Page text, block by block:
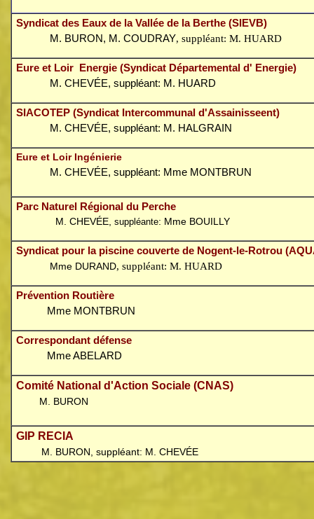
Syndicat des Eaux de la Vallée de la Berthe (SIEVB)
M. BURON, M. COUDRAY, suppléant: M. HUARD
Eure et Loir Energie (Syndicat Départemental d' Energie)
M. CHEVÉE, suppléant: M. HUARD
SIACOTEP (Syndicat Intercommunal d'Assainisseent)
M. CHEVÉE, suppléant: M. HALGRAIN
Eure et Loir Ingénierie
M. CHEVÉE, suppléant: Mme MONTBRUN
Parc Naturel Régional du Perche
M. CHEVÉE, suppléante: Mme BOUILLY
Syndicat pour la piscine couverte de Nogent-le-Rotrou
Mme DURAND, suppléant: M. HUARD
Prévention Routière
Mme MONTBRUN
Correspondant défense
Mme ABELARD
Comité National d'Action Sociale (CNAS)
M. BURON
GIP RECIA
M. BURON, suppléant: M. CHEVÉE